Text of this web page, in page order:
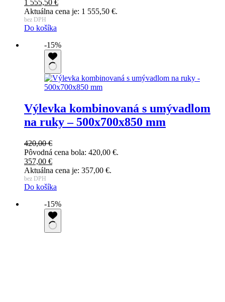
1 555,50 €
Aktuálna cena je: 1 555,50 €.
bez DPH
Do košíka
-15%
Výlevka kombinovaná s umývadlom
na ruky – 500x700x850 mm
420,00€
Pôvodná cena bola: 420,00 €.
357,00 €
Aktuálna cena je: 357,00 €.
bez DPH
Do košíka
-15%